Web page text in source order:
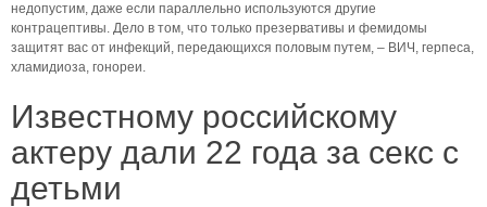
недопустим, даже если параллельно используются другие
контрацептивы. Дело в том, что только презервативы и фемидомы
защитят вас от инфекций, передающихся половым путем, – ВИЧ, герпеса,
хламидиоза, гонореи.
Известному российскому
актеру дали 22 года за секс с
детьми